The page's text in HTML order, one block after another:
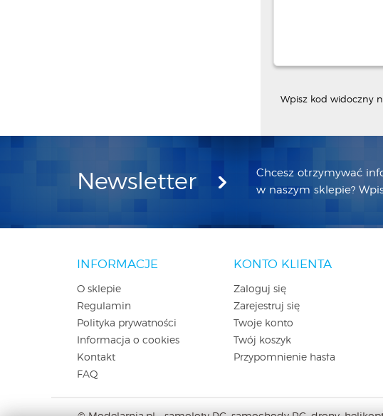
Wpisz kod widoczny
Newsletter
Chcesz otrzymywać
w naszym sklepie?
INFORMACJE
O sklepie
Regulamin
Polityka prywatności
Informacja o cookies
Kontakt
FAQ
KONTO KLIENTA
Zaloguj się
Zarejestruj się
Twoje konto
Twój koszyk
Przypomnienie hasła